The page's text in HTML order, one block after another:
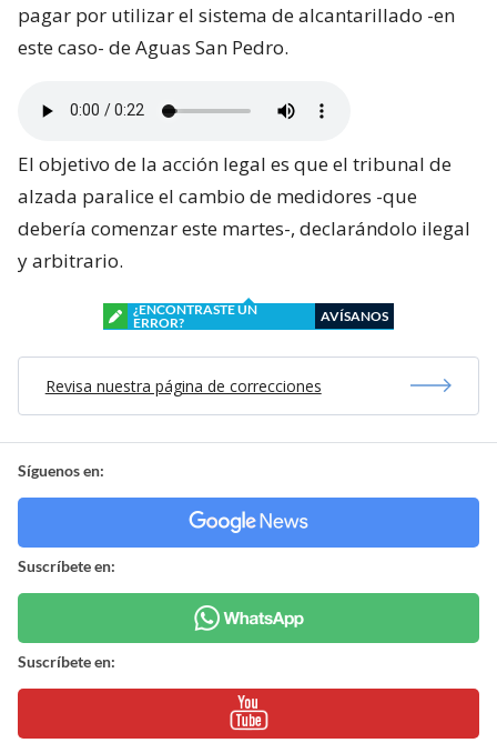
pagar por utilizar el sistema de alcantarillado -en
este caso- de Aguas San Pedro.
El objetivo de la acción legal es que el tribunal de
alzada paralice el cambio de medidores -que
debería comenzar este martes-, declarándolo ilegal
y arbitrario.
¿ENCONTRASTE UN
ERROR?
AVÍSANOS
Revisa nuestra página de correcciones
Síguenos en:
Suscríbete en:
Suscríbete en: